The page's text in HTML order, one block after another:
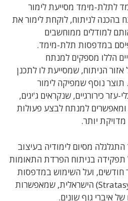
לתלת-מימד מסייעת לימור
בהכנה לניתוח, לוקחת לימור את
למודלים ממוחשבים
במדפסות תלת-מימד.
הללו מספקים למנתח
הניתוח, שמסייעת לו לתכנן
נוסף שמפיקה לימור
כירורגיים, שנקראים ג'יגים,
למנתח לבצע פעולות
יותר.
מסיום לימודיה בעיצוב
תפקידה בניתוח הפרדת התאומות
חודשים, ועל השימוש במדפסות
הייעודיות של סטרטסיס (Stratasys) הישראלית, שמאפשרות
איברי גוף שונים.